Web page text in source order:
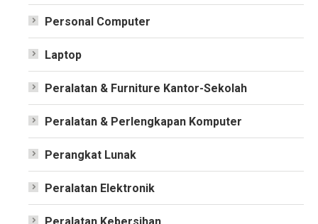
Personal Computer
Laptop
Peralatan & Furniture Kantor-Sekolah
Peralatan & Perlengkapan Komputer
Perangkat Lunak
Peralatan Elektronik